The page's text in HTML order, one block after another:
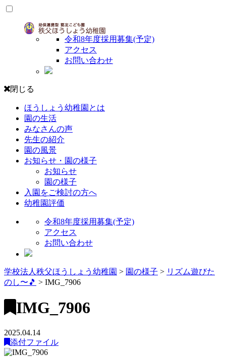
令和8年度採用募集(予定)
アクセス
お問い合わせ
閉じる
ほうしょう幼稚園とは
園の生活
みなさんの声
先生の紹介
園の風景
お知らせ・園の様子
お知らせ
園の様子
入園をご検討の方へ
幼稚園評価
令和8年度採用募集(予定)
アクセス
お問い合わせ
学校法人秩父ほうしょう幼稚園 > 園の様子 > リズム遊びた
のし〜🎵 > IMG_7906
IMG_7906
2025.04.14
添付ファイル